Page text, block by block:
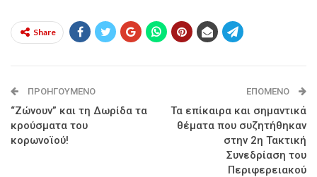
Share
ΠΡΟΗΓΟΎΜΕΝΟ
“Ζώνουν” και τη Δωρίδα τα
κρούσματα του
κορωνoϊού!
ΕΠΌΜΕΝΟ
Τα επίκαιρα και σημαντικά
θέματα που συζητήθηκαν
στην 2η Τακτική
Συνεδρίαση του
Περιφερειακού